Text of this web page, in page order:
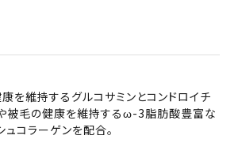
を維持するグルコサミンとコンドロイチ
被毛の健康を維持するω-3脂肪酸豊富な
ュコラーゲンを配合｡